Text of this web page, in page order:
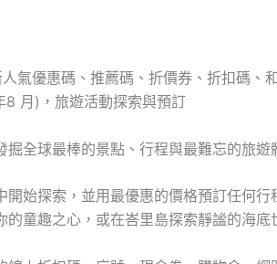
氣優惠碼、推薦碼、折價券、折扣碼、
月)，旅遊活動探索與預訂
全球最棒的景點、行程與最難忘的旅遊
開始探索，並用最優惠的價格預訂任何
的童趣之心，或在峇里島探索靜謐的海